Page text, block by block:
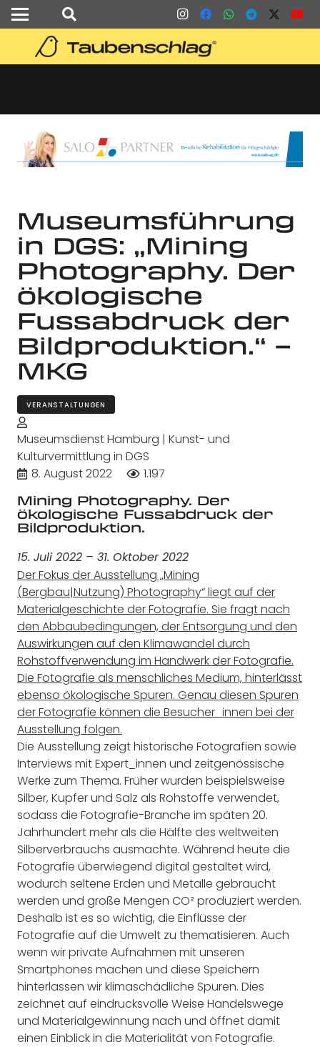
Museumsführung
in DGS: „Mining
Photography. Der
ökologische
Fussabdruck der
Bildproduktion.“ –
MKG
VERANSTALTUNGEN
Museumsdienst Hamburg | Kunst- und
Kulturvermittlung in DGS
8. August 2022
1.197
Mining Photography. Der
ökologische Fussabdruck der
Bildproduktion.
15. Juli 2022 – 31. Oktober 2022
Der Fokus der Ausstellung „Mining
(Bergbau|Nutzung) Photography“ liegt auf der
Materialgeschichte der Fotografie. Sie fragt nach
den Abbaubedingungen, der Entsorgung und den
Auswirkungen auf den Klimawandel durch
Rohstoffverwendung im Handwerk der Fotografie.
Die Fotografie als menschliches Medium, hinterlässt
ebenso ökologische Spuren. Genau diesen Spuren
der Fotografie können die Besucher_innen bei der
Ausstellung folgen.
Die Ausstellung zeigt historische Fotografien sowie
Interviews mit Expert_innen und zeitgenössische
Werke zum Thema. Früher wurden beispielsweise
Silber, Kupfer und Salz als Rohstoffe verwendet,
sodass die Fotografie-Branche im späten 20.
Jahrhundert mehr als die Hälfte des weltweiten
Silberverbrauchs ausmachte. Während heute die
Fotografie überwiegend digital gestaltet wird,
wodurch seltene Erden und Metalle gebraucht
werden und große Mengen CO² produziert werden.
Deshalb ist es so wichtig, die Einflüsse der
Fotografie auf die Umwelt zu thematisieren. Auch
wenn wir private Aufnahmen mit unseren
Smartphones machen und diese Speichern
hinterlassen wir klimaschädliche Spuren. Dies
zeichnet auf eindrucksvolle Weise Handelswege
und Materialgewinnung nach und öffnet damit
einen Einblick in die Materialität von Fotografie.